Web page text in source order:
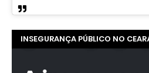
INSEGURANÇA PÚBLICO NO